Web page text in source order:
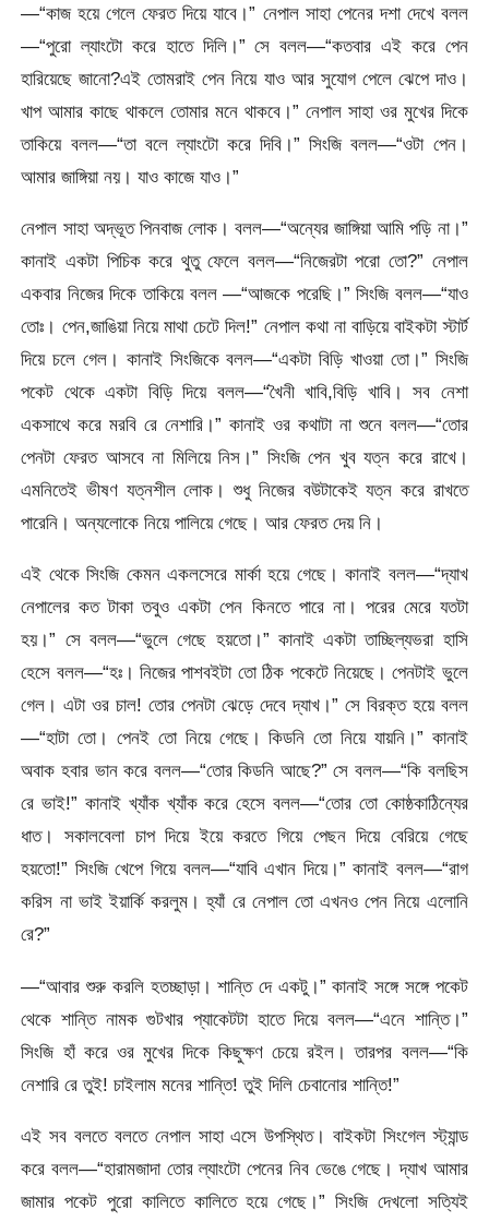
—“কাজ হয়ে গেলে ফেরত দিয়ে যাবে।” নেপাল সাহা পেনের দশা দেখে বলল
—“পুরো ল্যাংটো করে হাতে দিলি।” সে বলল—“কতবার এই করে পেন
হারিয়েছে জানো?এই তোমরাই পেন নিয়ে যাও আর সুযোগ পেলে ঝেপে দাও।
খাপ আমার কাছে থাকলে তোমার মনে থাকবে।” নেপাল সাহা ওর মুখের দিকে
তাকিয়ে বলল—“তা বলে ল্যাংটো করে দিবি।” সিংজি বলল—“ওটা পেন।
আমার জাঙ্গিয়া নয়। যাও কাজে যাও।”
নেপাল সাহা অদ্ভূত পিনবাজ লোক। বলল—“অন্যের জাঙ্গিয়া আমি পড়ি না।”
কানাই একটা পিচিক করে থুতু ফেলে বলল—“নিজেরটা পরো তো?” নেপাল
একবার নিজের দিকে তাকিয়ে বলল —“আজকে পরেছি।” সিংজি বলল—“যাও
তোঃ। পেন,জাঙিয়া নিয়ে মাথা চেটে দিল!” নেপাল কথা না বাড়িয়ে বাইকটা স্টার্ট
দিয়ে চলে গেল। কানাই সিংজিকে বলল—“একটা বিড়ি খাওয়া তো।” সিংজি
পকেট থেকে একটা বিড়ি দিয়ে বলল—“খৈনী খাবি,বিড়ি খাবি। সব নেশা
একসাথে করে মরবি রে নেশারি।” কানাই ওর কথাটা না শুনে বলল—“তোর
পেনটা ফেরত আসবে না মিলিয়ে নিস।” সিংজি পেন খুব যত্ন করে রাখে।
এমনিতেই ভীষণ যত্নশীল লোক। শুধু নিজের বউটাকেই যত্ন করে রাখতে
পারেনি। অন্যলোকে নিয়ে পালিয়ে গেছে। আর ফেরত দেয় নি।
এই থেকে সিংজি কেমন একলসেরে মার্কা হয়ে গেছে। কানাই বলল—“দ্যাখ
নেপালের কত টাকা তবুও একটা পেন কিনতে পারে না। পরের মেরে যতটা
হয়।” সে বলল—“ভুলে গেছে হয়তো।” কানাই একটা তাচ্ছিল্যভরা হাসি
হেসে বলল—“হঃ। নিজের পাশবইটা তো ঠিক পকেটে নিয়েছে। পেনটাই ভুলে
গেল। এটা ওর চাল! তোর পেনটা ঝেড়ে দেবে দ্যাখ।” সে বিরক্ত হয়ে বলল
—“হাটা তো। পেনই তো নিয়ে গেছে। কিডনি তো নিয়ে যায়নি।” কানাই
অবাক হবার ভান করে বলল—“তোর কিডনি আছে?” সে বলল—“কি বলছিস
রে ভাই!” কানাই খ্যাঁক খ্যাঁক করে হেসে বলল—“তোর তো কোষ্ঠকাঠিন্যের
ধাত। সকালবেলা চাপ দিয়ে ইয়ে করতে গিয়ে পেছন দিয়ে বেরিয়ে গেছে
হয়তো!” সিংজি খেপে গিয়ে বলল—“যাবি এখান দিয়ে।” কানাই বলল—“রাগ
করিস না ভাই ইয়ার্কি করলুম। হ্যাঁ রে নেপাল তো এখনও পেন নিয়ে এলোনি
রে?”
—“আবার শুরু করলি হতচ্ছাড়া। শান্তি দে একটু।” কানাই সঙ্গে সঙ্গে পকেট
থেকে শান্তি নামক গুটখার প্যাকেটটা হাতে দিয়ে বলল—“এনে শান্তি।”
সিংজি হাঁ করে ওর মুখের দিকে কিছুক্ষণ চেয়ে রইল। তারপর বলল—“কি
নেশারি রে তুই! চাইলাম মনের শান্তি! তুই দিলি চেবানোর শান্তি!”
এই সব বলতে বলতে নেপাল সাহা এসে উপস্থিত। বাইকটা সিংগেল স্ট্যান্ড
করে বলল—“হারামজাদা তোর ল্যাংটো পেনের নিব ভেঙে গেছে। দ্যাখ আমার
জামার পকেট পুরো কালিতে কালিতে হয়ে গেছে।” সিংজি দেখলো সত্যিই